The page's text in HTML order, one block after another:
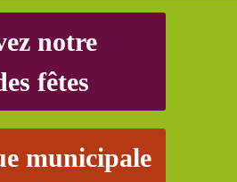
notre
fêtes
municipale